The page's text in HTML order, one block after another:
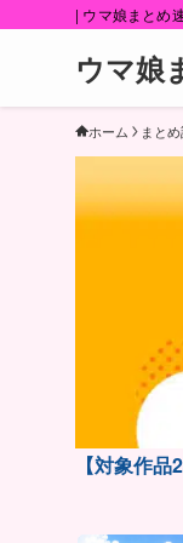
| ウマ娘まとめ
ウマ娘
ホーム まと
【対象作